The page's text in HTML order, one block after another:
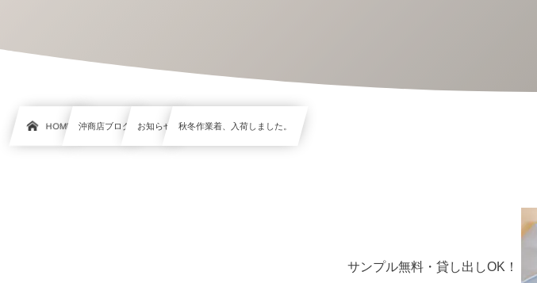
HOME 沖商店ブログ お知らせ 秋冬作業着、入荷しました。
サンプル無料・貸し出しOK！